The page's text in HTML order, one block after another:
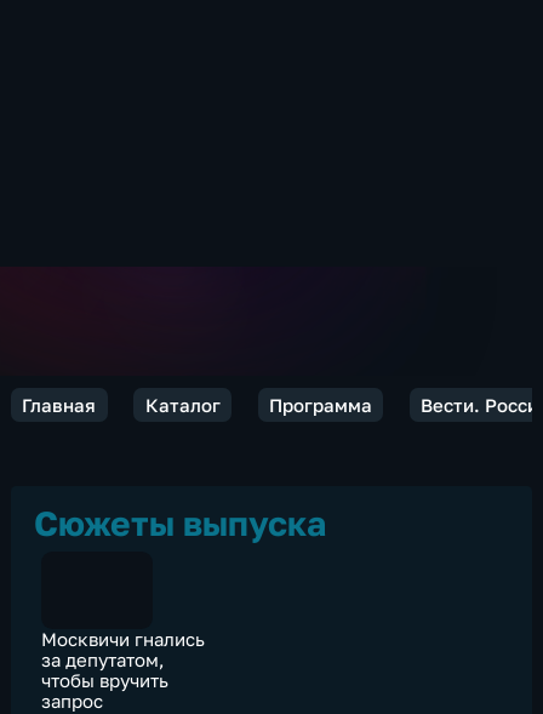
Главная Каталог Программа Вести.
Сюжеты выпуска
Москвичи гнались
за депутатом,
чтобы вручить
запрос